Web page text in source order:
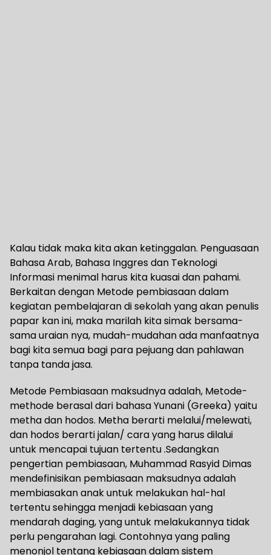
Kalau tidak maka kita akan ketinggalan. Penguasaan
Bahasa Arab, Bahasa Inggres dan Teknologi
Informasi menimal harus kita kuasai dan pahami.
Berkaitan dengan Metode pembiasaan dalam
kegiatan pembelajaran di sekolah yang akan penulis
papar kan ini, maka marilah kita simak bersama-
sama uraian nya, mudah-mudahan ada manfaatnya
bagi kita semua bagi para pejuang dan pahlawan
tanpa tanda jasa.
Metode Pembiasaan maksudnya adalah, Metode-
methode berasal dari bahasa Yunani (Greeka) yaitu
metha dan hodos. Metha berarti melalui/melewati,
dan hodos berarti jalan/ cara yang harus dilalui
untuk mencapai tujuan tertentu .Sedangkan
pengertian pembiasaan, Muhammad Rasyid Dimas
mendefinisikan pembiasaan maksudnya adalah
membiasakan anak untuk melakukan hal-hal
tertentu sehingga menjadi kebiasaan yang
mendarah daging, yang untuk melakukannya tidak
perlu pengarahan lagi. Contohnya yang paling
menonjol tentang kebiasaan dalam sistem